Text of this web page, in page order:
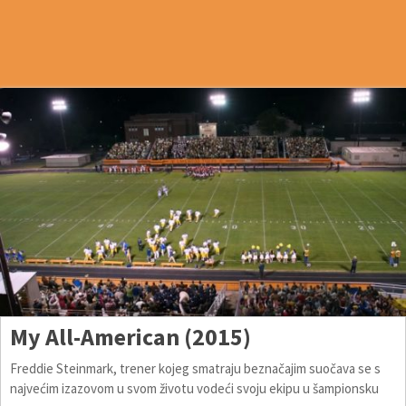
My All-American (2015)
Freddie Steinmark, trener kojeg smatraju beznačajim suočava se s
najvećim izazovom u svom životu vodeći svoju ekipu u šampionsku